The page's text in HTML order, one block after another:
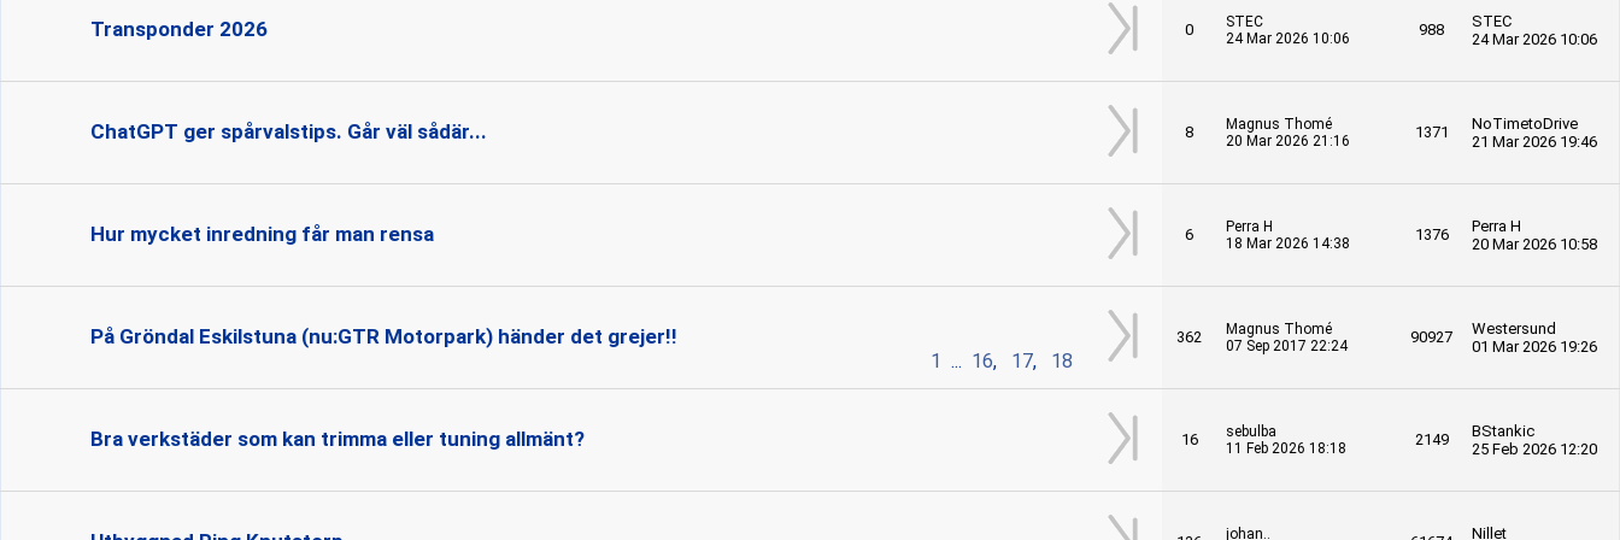
Transponder 2026 0
STEC
24 Mar 2026 10:06
988
STEC
24 Mar 2026 10:06
ChatGPT ger spårvalstips. Går väl sådär... 8
Magnus Thomé
20 Mar 2026 21:16
1371
NoTimetoDrive
21 Mar 2026 19:46
Hur mycket inredning får man rensa 6
Perra H
18 Mar 2026 14:38
1376
Perra H
20 Mar 2026 10:58
På Gröndal Eskilstuna (nu:GTR Motorpark) händer det grejer!!
1 ... 16, 17, 18
362
Magnus Thomé
07 Sep 2017 22:24
90927
Westersund
01 Mar 2026 19:26
Bra verkstäder som kan trimma eller tuning allmänt? 16
sebulba
11 Feb 2026 18:18
2149
BStankic
25 Feb 2026 12:20
johan..
Nillet